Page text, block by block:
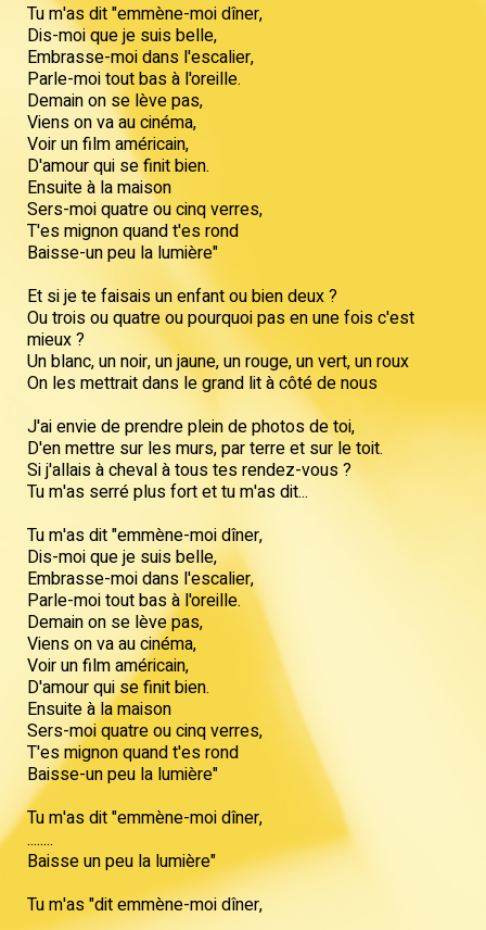
Tu m'as dit "emmène-moi dîner,
Dis-moi que je suis belle,
Embrasse-moi dans l'escalier,
Parle-moi tout bas à l'oreille.
Demain on se lève pas,
Viens on va au cinéma,
Voir un film américain,
D'amour qui se finit bien.
Ensuite à la maison
Sers-moi quatre ou cinq verres,
T'es mignon quand t'es rond
Baisse-un peu la lumière"
Et si je te faisais un enfant ou bien deux ?
Ou trois ou quatre ou pourquoi pas en une fois c'est
mieux ?
Un blanc, un noir, un jaune, un rouge, un vert, un roux
On les mettrait dans le grand lit à côté de nous
J'ai envie de prendre plein de photos de toi,
D'en mettre sur les murs, par terre et sur le toit.
Si j'allais à cheval à tous tes rendez-vous ?
Tu m'as serré plus fort et tu m'as dit...
Tu m'as dit "emmène-moi dîner,
Dis-moi que je suis belle,
Embrasse-moi dans l'escalier,
Parle-moi tout bas à l'oreille.
Demain on se lève pas,
Viens on va au cinéma,
Voir un film américain,
D'amour qui se finit bien.
Ensuite à la maison
Sers-moi quatre ou cinq verres,
T'es mignon quand t'es rond
Baisse-un peu la lumière"
Tu m'as dit "emmène-moi dîner,
........
Baisse un peu la lumière"
Tu m'as "dit emmène-moi dîner,